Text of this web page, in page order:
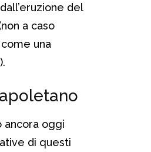
del
a caso
una
ancora oggi
di questi